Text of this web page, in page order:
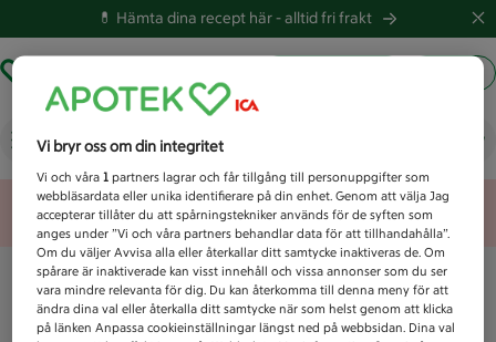
💊 Hämta dina recept här -alltid fri frakt
Vad letar du efter idag?
Unknown error
Vi bryr oss om din integritet
Vi och våra1 partners lagrar och får tillgång till personuppgifter som
webbläsardata eller unika identifierare på din enhet. Genom att välja Jag
accepterar tillåter du att spårningstekniker används för de syften som
anges under ”Vi och våra partners behandlar data för att tillhandahålla”.
Om du väljer Avvisa alla eller återkallar ditt samtycke inaktiveras de. Om
spårare är inaktiverade kan visst innehåll och vissa annonser som du ser
vara mindre relevanta för dig. Du kan återkomma till denna meny för att
ändra dina val eller återkalla ditt samtycke när som helst genom att klicka
på länken Anpassa cookieinställningar längst ned på webbsidan. Dina val